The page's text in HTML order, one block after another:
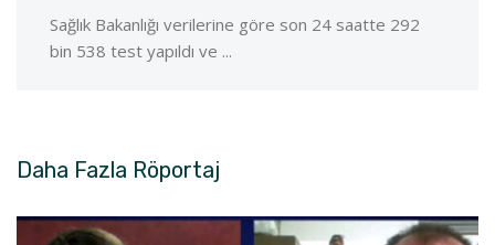
Sağlık Bakanlığı verilerine göre son 24 saatte 292
bin 538 test yapıldı ve ...
Daha Fazla Röportaj